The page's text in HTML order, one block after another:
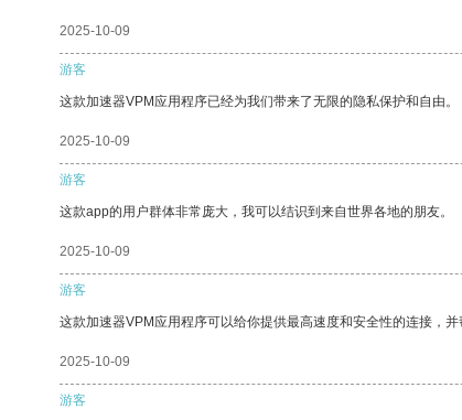
2025-10-09
游客
这款加速器VPM应用程序已经为我们带来了无限的隐私保护和自由。
2025-10-09
游客
这款app的用户群体非常庞大，我可以结识到来自世界各地的朋友。
2025-10-09
游客
这款加速器VPM应用程序可以给你提供最高速度和安全性的连接，并
2025-10-09
游客